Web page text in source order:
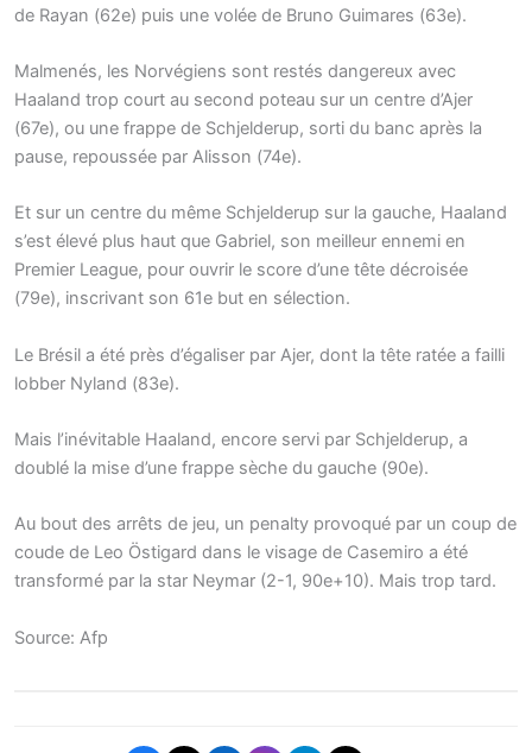
de Rayan (62e) puis une volée de Bruno Guimares (63e).
Malmenés, les Norvégiens sont restés dangereux avec
Haaland trop court au second poteau sur un centre d’Ajer
(67e), ou une frappe de Schjelderup, sorti du banc après la
pause, repoussée par Alisson (74e).
Et sur un centre du même Schjelderup sur la gauche, Haaland
s’est élevé plus haut que Gabriel, son meilleur ennemi en
Premier League, pour ouvrir le score d’une tête décroisée
(79e), inscrivant son 61e but en sélection.
Le Brésil a été près d’égaliser par Ajer, dont la tête ratée a failli
lobber Nyland (83e).
Mais l’inévitable Haaland, encore servi par Schjelderup, a
doublé la mise d’une frappe sèche du gauche (90e).
Au bout des arrêts de jeu, un penalty provoqué par un coup de
coude de Leo Östigard dans le visage de Casemiro a été
transformé par la star Neymar (2-1, 90e+10). Mais trop tard.
Source: Afp